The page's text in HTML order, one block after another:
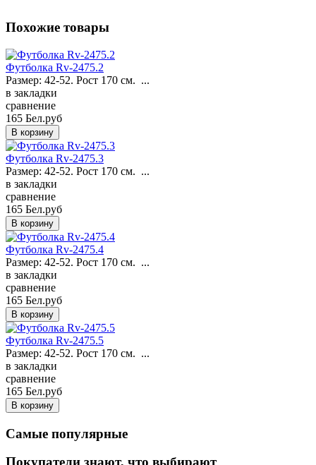
Похожие товары
Футболка Rv-2475.2
Размер: 42-52. Рост 170 см. ...
в закладки
сравнение
165 Бел.руб
Футболка Rv-2475.3
Размер: 42-52. Рост 170 см. ...
в закладки
сравнение
165 Бел.руб
Футболка Rv-2475.4
Размер: 42-52. Рост 170 см. ...
в закладки
сравнение
165 Бел.руб
Футболка Rv-2475.5
Размер: 42-52. Рост 170 см. ...
в закладки
сравнение
165 Бел.руб
Самые популярные